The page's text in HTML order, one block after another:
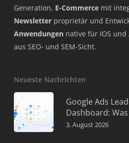
Generation, E-Commerce mit
Newsletter proprietär und
Anwendungen native für IOS
aus SEO- und SEM-Sicht.
Neueste Nachrichten
Google Ads
Dashboard:
3. August 2026